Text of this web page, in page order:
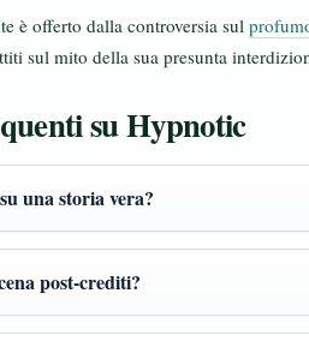
è offerto dalla controversia sul
sul mito della sua presunta
su Hypnotic
una storia vera?
post-crediti?